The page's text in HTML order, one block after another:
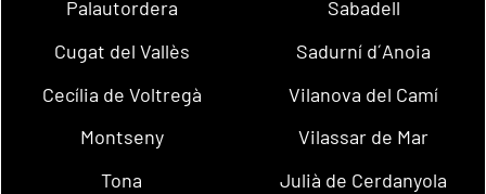
Palautordera
Sabadell
Cugat del Vallès
Sadurní d´Anoia
Cecília de Voltregà
Vilanova del Camí
Montseny
Vilassar de Mar
Tona
Julià de Cerdanyola